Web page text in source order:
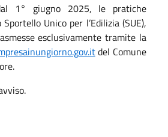
1° giugno 2025, le pratiche
Unico per l’Edilizia (SUE),
esclusivamente tramite la
del Comune